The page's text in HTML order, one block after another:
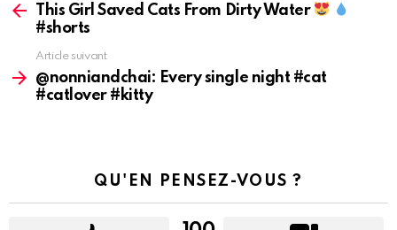
plus
d'informations
This Girl Saved Cats From Dirty Water
#shorts
Article suivant
@nonniandchai: Every single night #cat
#catlover #kitty
QU'EN PENSEZ-VOUS ?